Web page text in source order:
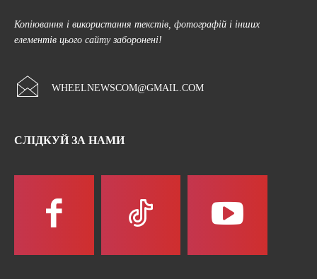
Копіювання і використання текстів, фотографій і інших
елементів цього сайту заборонені!
WHEELNEWSCOM@GMAIL.COM
СЛІДКУЙ ЗА НАМИ